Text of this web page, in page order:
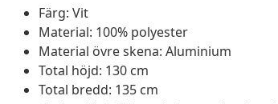
Färg: Vit
Material: 100% polyester
Material övre skena: Aluminium
Total höjd: 130 cm
Total bredd: 135 cm